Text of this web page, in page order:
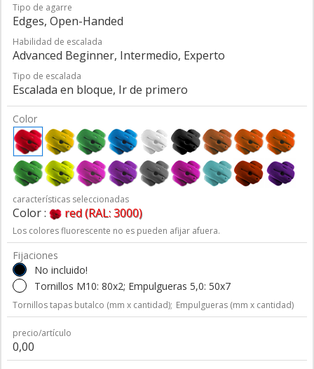
Tipo de agarre
Edges, Open-Handed
Habilidad de escalada
Advanced Beginner, Intermedio, Experto
Tipo de escalada
Escalada en bloque, Ir de primero
Color
características seleccionadas
Color : red (RAL: 3000)
Los colores fluorescente no es pueden afijar afuera.
Fijaciones
No incluido!
Tornillos M10: 80x2; Empulgueras 5,0: 50x7
Tornillos tapas butalco (mm x cantidad); Empulgueras (mm x cantidad)
precio/artículo
0,00